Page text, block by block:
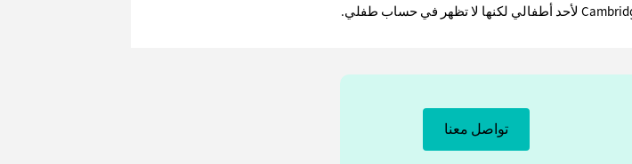
تواصل معنا